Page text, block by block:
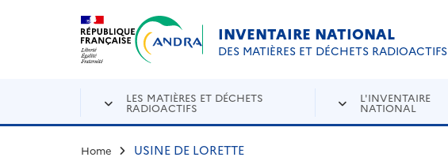
Aller au contenu principal
INVENTAIRE NATIONAL
DES MATIÈRES ET DÉCHETS RADIOACTIFS
LES MATIÈRES ET DÉCHETS
RADIOACTIFS
L'INVENTAIRE
NATIONAL
Home USINE DE LORETTE